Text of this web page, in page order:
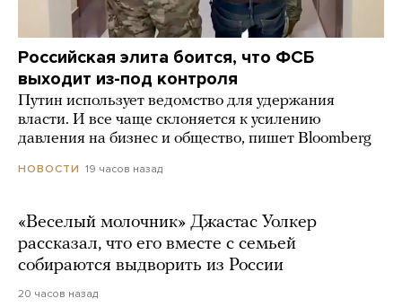
Российская элита боится, что ФСБ
выходит из-под контроля
Путин использует ведомство для удержания
власти. И все чаще склоняется к усилению
давления на бизнес и общество, пишет Bloomberg
НОВОСТИ 19 часов назад
«Веселый молочник» Джастас Уолкер
рассказал, что его вместе с семьей
собираются выдворить из России
20 часов назад